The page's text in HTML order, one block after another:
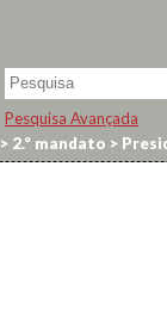
Pesquisa Avançada
> 2.º mandato >